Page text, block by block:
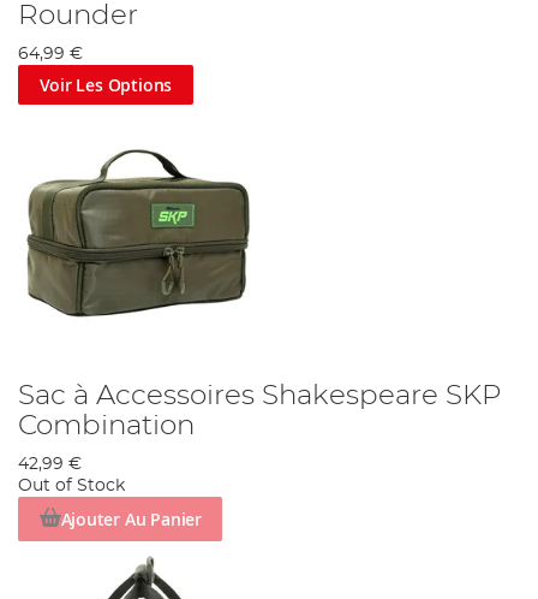
Rounder
64,99 €
Voir Les Options
Sac à Accessoires Shakespeare SKP
Combination
42,99 €
Out of Stock
Ajouter Au Panier